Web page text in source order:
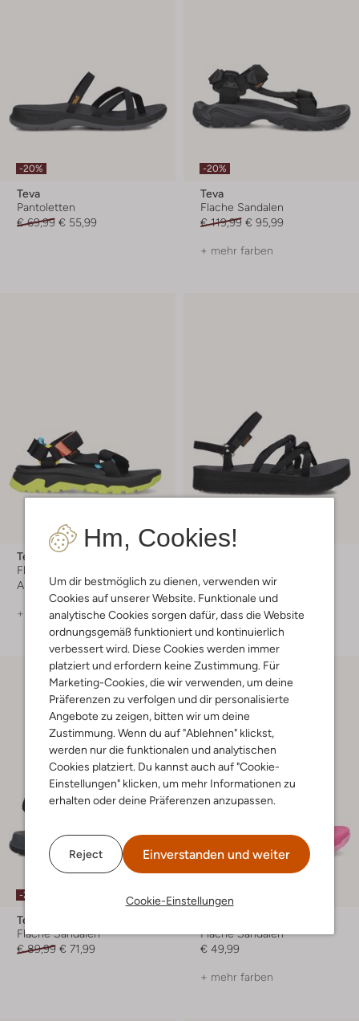
Hm, Cookies!
Um dir bestmöglich zu dienen, verwenden wir
Cookies auf unserer Website. Funktionale und
analytische Cookies sorgen dafür, dass die Website
ordnungsgemäß funktioniert und kontinuierlich
verbessert wird. Diese Cookies werden immer
platziert und erfordern keine Zustimmung. Für
Marketing-Cookies, die wir verwenden, um deine
Präferenzen zu verfolgen und dir personalisierte
Angebote zu zeigen, bitten wir um deine
Zustimmung. Wenn du auf "Ablehnen" klickst,
werden nur die funktionalen und analytischen
Cookies platziert. Du kannst auch auf "Cookie-
Einstellungen" klicken, um mehr Informationen zu
erhalten oder deine Präferenzen anzupassen.
Reject Einverstanden und weiter
Cookie-Einstellungen
-20%
Teva
Pantoletten
€ 69,99 € 55,99
-20%
Teva
Flache Sandalen
€ 119,99 € 95,99
+ mehr farben
Teva
Flache Sandalen
Ab
€ 49,99
+ mehr farben
-10%
€ 69,99 € 62,99
+ mehr farben
-20%
Teva
Flache Sandalen
€ 89,99 € 71,99
Flache Sandalen
€ 49,99
+ mehr farben